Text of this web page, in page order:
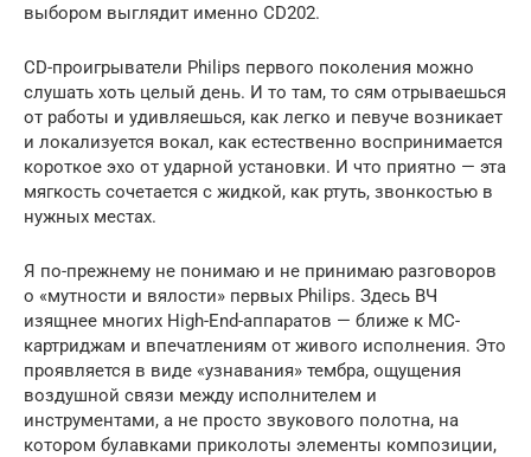
выбором выглядит именно CD202.
CD-проигрыватели Philips первого поколения можно
слушать хоть целый день. И то там, то сям отрываешься
от работы и удивляешься, как легко и певуче возникает
и локализуется вокал, как естественно воспринимается
короткое эхо от ударной установки. И что приятно — эта
мягкость сочетается с жидкой, как ртуть, звонкостью в
нужных местах.
Я по-прежнему не понимаю и не принимаю разговоров
о «мутности и вялости» первых Philips. Здесь ВЧ
изящнее многих High-End-аппаратов — ближе к МС-
картриджам и впечатлениям от живого исполнения. Это
проявляется в виде «узнавания» тембра, ощущения
воздушной связи между исполнителем и
инструментами, а не просто звукового полотна, на
котором булавками приколоты элементы композиции,